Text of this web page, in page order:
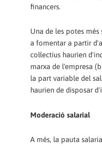
financers.
Una de les potes
a fomentar a partir
col·lectius haurien
marxa de l'empresa
la part variable del
haurien de disposar
Moderació salarial
A més, la pauta